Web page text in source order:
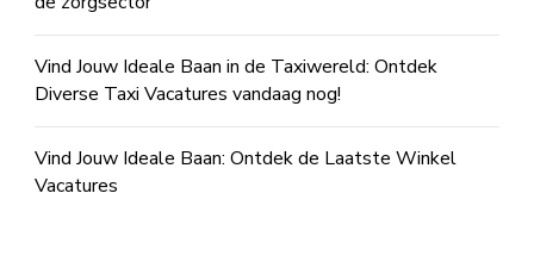
Vind Jouw Ideale Baan in de Taxiwereld: Ontdek
Diverse Taxi Vacatures vandaag nog!
Vind Jouw Ideale Baan: Ontdek de Laatste Winkel
Vacatures